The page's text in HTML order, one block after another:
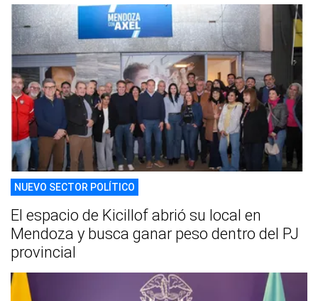
NUEVO SECTOR POLÍTICO
El espacio de Kicillof abrió su local en
Mendoza y busca ganar peso dentro del PJ
provincial